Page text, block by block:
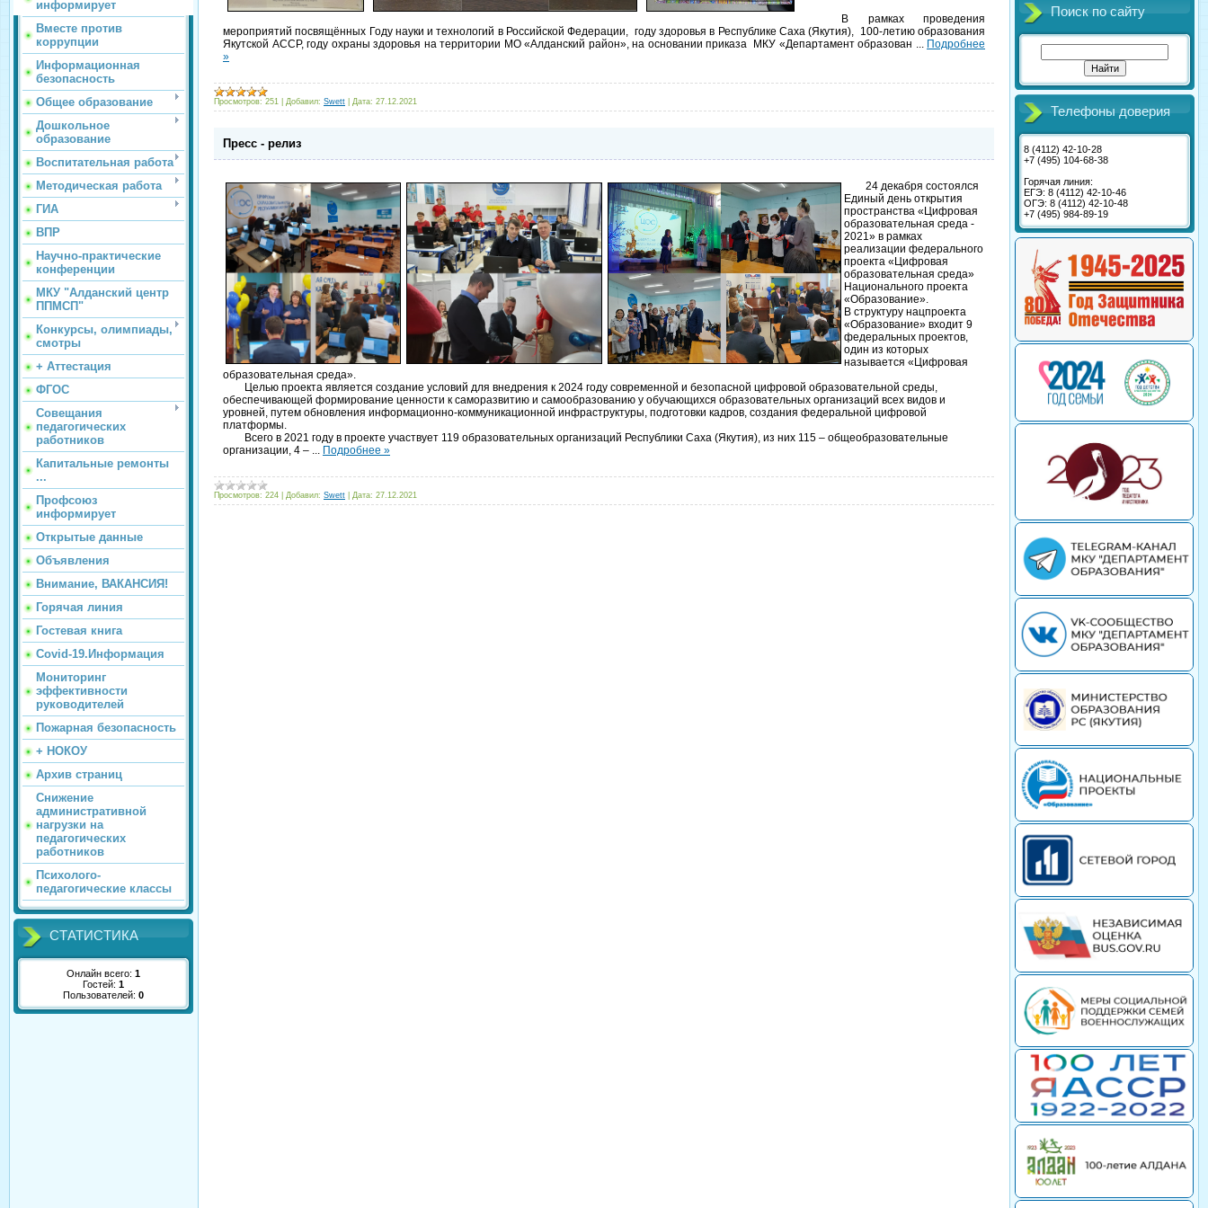
информирует
Вместе против
коррупции
Информационная
безопасность
Общее образование
Дошкольное
образование
Воспитательная работа
Методическая работа
ГИА
ВПР
Научно-практические
конференции
МКУ "Алданский центр
ППМСП"
Конкурсы, олимпиады,
смотры
+ Аттестация
ФГОС
Совещания
педагогических
работников
Капитальные ремонты
...
Профсоюз
информирует
Открытые данные
Объявления
Внимание, ВАКАНСИЯ!
Горячая линия
Гостевая книга
Covid-19.Информация
Мониторинг
эффективности
руководителей
Пожарная безопасность
+ НОКОУ
Архив страниц
Снижение
административной
нагрузки на
педагогических
работников
Психолого-
педагогические классы
СТАТИСТИКА
Онлайн всего: 1
Гостей: 1
Пользователей: 0
В рамках проведения
мероприятий посвящённых Году науки и технологий в Российской Федерации, году здоровья в Республике Саха (Якутия), 100-летию образования
Якутской АССР, году охраны здоровья на территории МО «Алданский район», на основании приказа МКУ «Департамент образован ... Подробнее
»
Просмотров: 251 Добавил: Swett Дата: 27.12.2021
Пресс - релиз
24 декабря состоялся
Единый день открытия
пространства «Цифровая
образовательная среда -
2021» в рамках
реализации федерального
проекта «Цифровая
образовательная среда»
Национального проекта
«Образование».
В структуру нацпроекта
«Образование» входит 9
федеральных проектов,
один из которых
называется «Цифровая
образовательная среда».
Целью проекта является создание условий для внедрения к 2024 году современной и безопасной цифровой образовательной среды,
обеспечивающей формирование ценности к саморазвитию и самообразованию у обучающихся образовательных организаций всех видов и
уровней, путем обновления информационно-коммуникационной инфраструктуры, подготовки кадров, создания федеральной цифровой
платформы.
Всего в 2021 году в проекте участвует 119 образовательных организаций Республики Саха (Якутия), из них 115 – общеобразовательные
организации, 4 – ... Подробнее »
Просмотров: 224 Добавил: Swett Дата: 27.12.2021
Поиск по сайту
Телефоны доверия
8 (4112) 42-10-28
+7 (495) 104-68-38
Горячая линия:
ЕГЭ: 8 (4112) 42-10-46
ОГЭ: 8 (4112) 42-10-48
+7 (495) 984-89-19